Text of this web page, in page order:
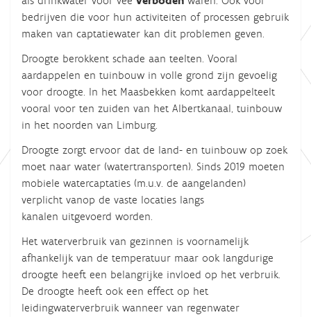
bedrijven die voor hun activiteiten of processen gebruik
maken van captatiewater kan dit problemen geven.
Droogte berokkent schade aan teelten. Vooral
aardappelen en tuinbouw in volle grond zijn gevoelig
voor droogte. In het Maasbekken komt aardappelteelt
vooral voor ten zuiden van het Albertkanaal, tuinbouw
in het noorden van Limburg.
Droogte zorgt ervoor dat de land- en tuinbouw op zoek
moet naar water (watertransporten). Sinds 2019 moeten
mobiele watercaptaties (m.u.v. de aangelanden)
verplicht vanop de vaste locaties langs
kanalen uitgevoerd worden.
Het waterverbruik van gezinnen is voornamelijk
afhankelijk van de temperatuur maar ook langdurige
droogte heeft een belangrijke invloed op het verbruik.
De droogte heeft ook een effect op het
leidingwaterverbruik wanneer van regenwater